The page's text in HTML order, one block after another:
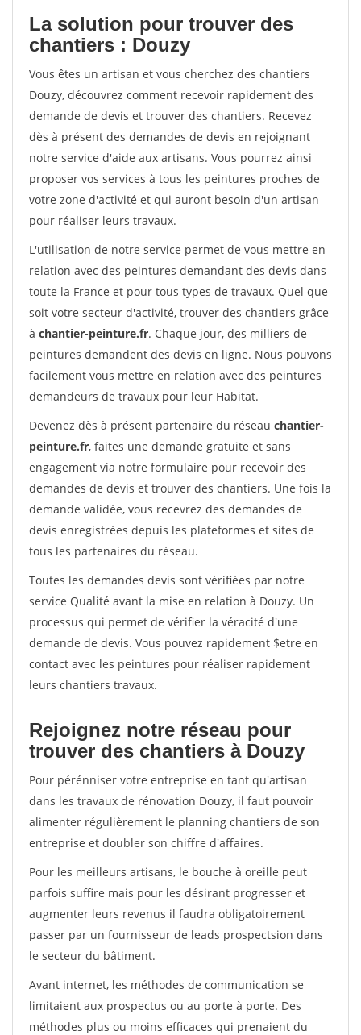
La solution pour trouver des
chantiers : Douzy
Vous êtes un artisan et vous cherchez des chantiers
Douzy, découvrez comment recevoir rapidement des
demande de devis et trouver des chantiers. Recevez
dès à présent des demandes de devis en rejoignant
notre service d'aide aux artisans. Vous pourrez ainsi
proposer vos services à tous les peintures proches de
votre zone d'activité et qui auront besoin d'un artisan
pour réaliser leurs travaux.
L'utilisation de notre service permet de vous mettre en
relation avec des peintures demandant des devis dans
toute la France et pour tous types de travaux. Quel que
soit votre secteur d'activité, trouver des chantiers grâce
à chantier-peinture.fr. Chaque jour, des milliers de
peintures demandent des devis en ligne. Nous pouvons
facilement vous mettre en relation avec des peintures
demandeurs de travaux pour leur Habitat.
Devenez dès à présent partenaire du réseau chantier-
peinture.fr, faites une demande gratuite et sans
engagement via notre formulaire pour recevoir des
demandes de devis et trouver des chantiers. Une fois la
demande validée, vous recevrez des demandes de
devis enregistrées depuis les plateformes et sites de
tous les partenaires du réseau.
Toutes les demandes devis sont vérifiées par notre
service Qualité avant la mise en relation à Douzy. Un
processus qui permet de vérifier la véracité d'une
demande de devis. Vous pouvez rapidement $etre en
contact avec les peintures pour réaliser rapidement
leurs chantiers travaux.
Rejoignez notre réseau pour
trouver des chantiers à Douzy
Pour pérénniser votre entreprise en tant qu'artisan
dans les travaux de rénovation Douzy, il faut pouvoir
alimenter régulièrement le planning chantiers de son
entreprise et doubler son chiffre d'affaires.
Pour les meilleurs artisans, le bouche à oreille peut
parfois suffire mais pour les désirant progresser et
augmenter leurs revenus il faudra obligatoirement
passer par un fournisseur de leads prospectsion dans
le secteur du bâtiment.
Avant internet, les méthodes de communication se
limitaient aux prospectus ou au porte à porte. Des
méthodes plus ou moins efficaces qui prenaient du